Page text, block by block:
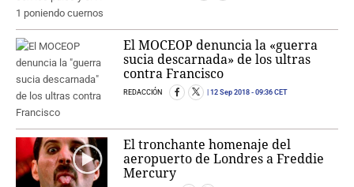
El MOCEOP denuncia la «guerra
sucia descarnada» de los ultras
contra Francisco
REDACCIÓN 12 Sep 2018 - 09:36 CET
El tronchante homenaje del
aeropuerto de Londres a Freddie
Mercury